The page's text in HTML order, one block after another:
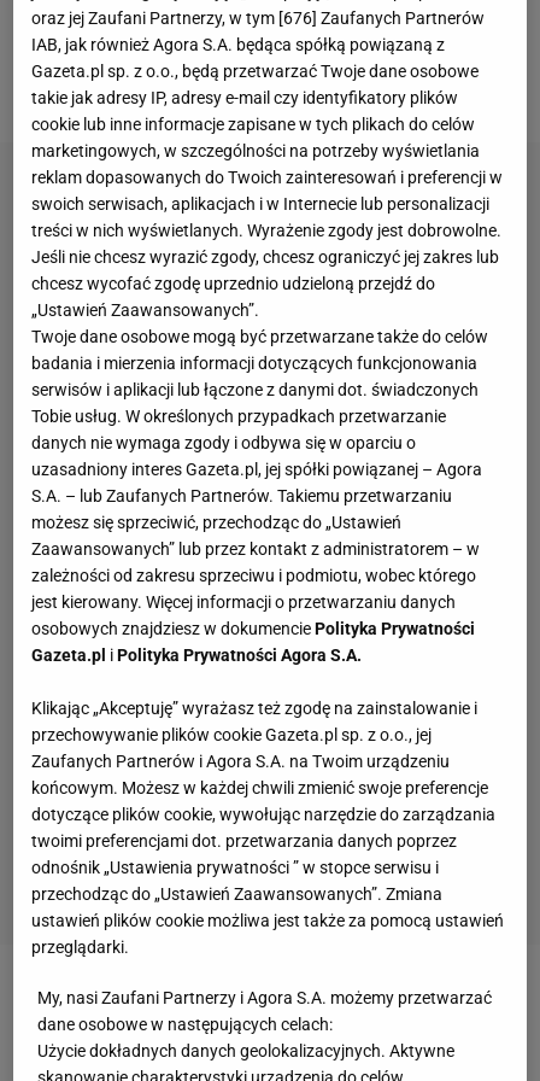
także na kortach w Madrycie, gdzie przerwano kilka
meczów, a reszta zaplanowanych na poniedziałek
została odwołana.
Zobacz wideoKto zdobędzie Złotą Piłkę? Raphinia
czy Yamal? "On jest kozakiem"
oraz jej Zaufani Partnerzy, w tym [676] Zaufanych Partnerów
IAB, jak również Agora S.A. będąca spółką powiązaną z
Gazeta.pl sp. z o.o., będą przetwarzać Twoje dane osobowe
takie jak adresy IP, adresy e-mail czy identyfikatory plików
cookie lub inne informacje zapisane w tych plikach do celów
marketingowych, w szczególności na potrzeby wyświetlania
reklam dopasowanych do Twoich zainteresowań i preferencji w
swoich serwisach, aplikacjach i w Internecie lub personalizacji
treści w nich wyświetlanych. Wyrażenie zgody jest dobrowolne.
Jeśli nie chcesz wyrazić zgody, chcesz ograniczyć jej zakres lub
chcesz wycofać zgodę uprzednio udzieloną przejdź do
„Ustawień Zaawansowanych”.
Twoje dane osobowe mogą być przetwarzane także do celów
badania i mierzenia informacji dotyczących funkcjonowania
serwisów i aplikacji lub łączone z danymi dot. świadczonych
Tobie usług. W określonych przypadkach przetwarzanie
danych nie wymaga zgody i odbywa się w oparciu o
uzasadniony interes Gazeta.pl, jej spółki powiązanej – Agora
S.A. – lub Zaufanych Partnerów. Takiemu przetwarzaniu
możesz się sprzeciwić, przechodząc do „Ustawień
Zaawansowanych” lub przez kontakt z administratorem – w
zależności od zakresu sprzeciwu i podmiotu, wobec którego
jest kierowany. Więcej informacji o przetwarzaniu danych
osobowych znajdziesz w dokumenciePolityka Prywatności
Gazeta.pl iPolityka Prywatności Agora S.A.
Klikając „Akceptuję” wyrażasz też zgodę na zainstalowanie i
przechowywanie plików cookie Gazeta.pl sp. z o.o., jej
Zaufanych Partnerów i Agora S.A. na Twoim urządzeniu
końcowym. Możesz w każdej chwili zmienić swoje preferencje
dotyczące plików cookie, wywołując narzędzie do zarządzania
twoimi preferencjami dot. przetwarzania danych poprzez
odnośnik „Ustawienia prywatności ” w stopce serwisu i
przechodząc do „Ustawień Zaawansowanych”. Zmiana
ustawień plików cookie możliwa jest także za pomocą ustawień
przeglądarki.
My, nasi Zaufani Partnerzy i Agora S.A. możemy przetwarzać
dane osobowe w następujących celach:
Użycie dokładnych danych geolokalizacyjnych. Aktywne